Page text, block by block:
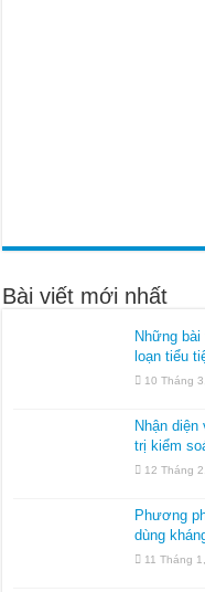
Bài viết mới nhất
Những
loạn tiểu
10 Tháng
Nhận
trị kiểm
12 Tháng
Phương
dùng
11 Tháng